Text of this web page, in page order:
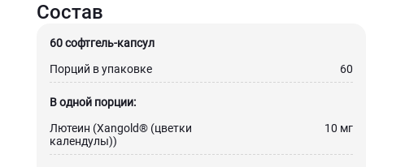
Состав
60 софтгель-капсул
Порций в упаковке
60
В одной порции:
Лютеин (Xangold® (цветки
календулы))
10 мг